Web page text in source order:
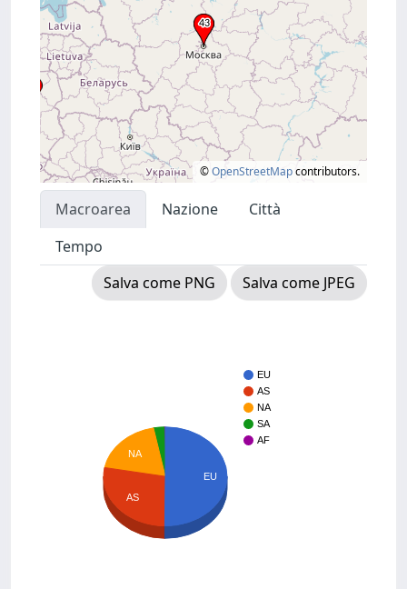
©OpenStreetMapcontributors.
Macroarea Nazione
Città
Tempo
Salva come PNG
Salva come JPEG
EU
AS
NA
SA
AF
NA
AS
EU